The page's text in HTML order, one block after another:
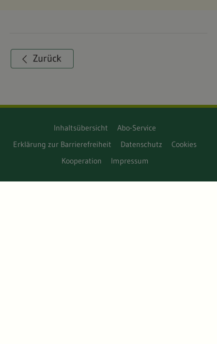
Inhaltsübersicht
Abo-Service
Erklärung zur Barrierefreiheit
Datenschutz
Cookies
Kooperation
Impressum